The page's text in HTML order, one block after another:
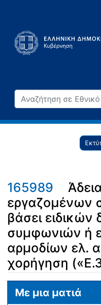
165989
εργαζομένων
βάσει ειδικών
συμφωνιών ή
αρμοδίων ελ.
χορήγηση
Μετάβαση σε: πλοήγηση
Με μια ματιά